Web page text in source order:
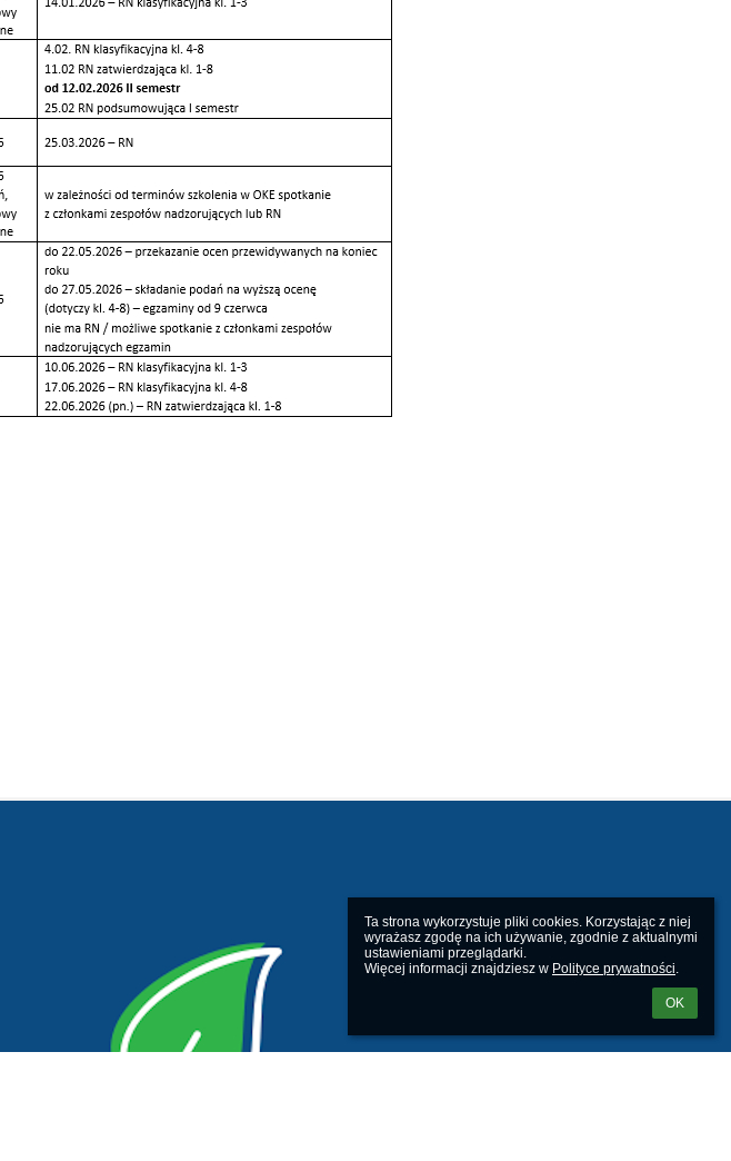
Ta strona wykorzystuje pliki cookies. Korzystając z niej
wyrażasz zgodę na ich używanie, zgodnie z aktualnymi
ustawieniami przeglądarki.
Więcej informacji znajdziesz w Polityce prywatności.
OK